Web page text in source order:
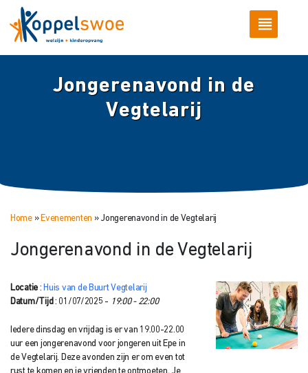
Jongerenavond in de
Vegtelarij
Home» Evenementen » Jongerenavond in de Vegtelarij
Jongerenavond in de Vegtelarij
Locatie : Huis van de Buurt Vegtelarij
Datum/Tijd : 01/07/2025 - 19:00 - 22:00
Iedere dinsdag en vrijdag is er van 19.00-22.00
uur een jongerenavond voor jongeren uit Epe in
de Vegtelarij. Deze avonden zijn er om even tot
rust te komen en je vrienden te ontmoeten. Je